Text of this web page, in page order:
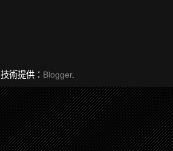
技術提供： Blogger.